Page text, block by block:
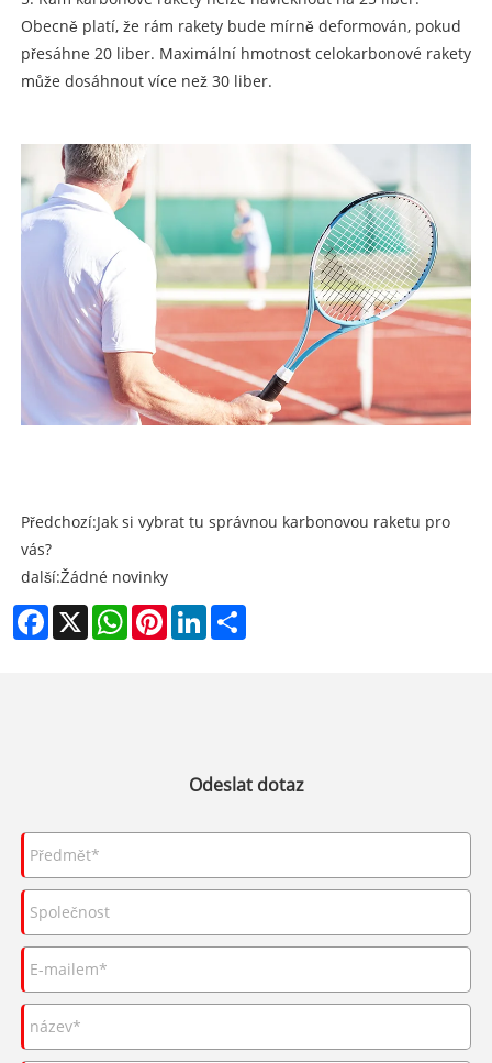
Obecně platí, že rám rakety bude mírně deformován, pokud
přesáhne 20 liber. Maximální hmotnost celokarbonové rakety
může dosáhnout více než 30 liber.
Předchozí:Jak si vybrat tu správnou karbonovou raketu pro
vás?
další:Žádné novinky
Facebook
X WhatsAppPinterestLinkedIn
Odeslat dotaz